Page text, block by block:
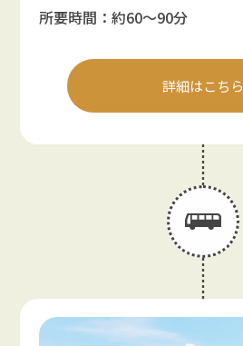
所要時間：約60〜90分
詳細はこちら